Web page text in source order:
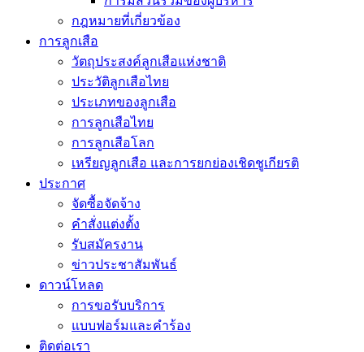
กฎหมายที่เกี่ยวข้อง
การลูกเสือ
วัตถุประสงค์ลูกเสือแห่งชาติ
ประวัติลูกเสือไทย
ประเภทของลูกเสือ
การลูกเสือไทย
การลูกเสือโลก
เหรียญลูกเสือ และการยกย่องเชิดชูเกียรติ
ประกาศ
จัดซื้อจัดจ้าง
คำสั่งแต่งตั้ง
รับสมัครงาน
ข่าวประชาสัมพันธ์
ดาวน์โหลด
การขอรับบริการ
แบบฟอร์มและคำร้อง
ติดต่อเรา